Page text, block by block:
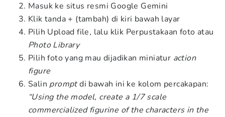
Masuk ke situs resmi Google Gemini
Klik tanda + (tambah) di kiri bawah layar
Pilih Upload file, lalu klik Perpustakaan foto atau
Photo Library
Pilih foto yang mau dijadikan miniatur action
figure
Salin promptdi bawah ini ke kolom percakapan:
“Using the model, create a 1/7 scale
commercialized figurine of the characters in the